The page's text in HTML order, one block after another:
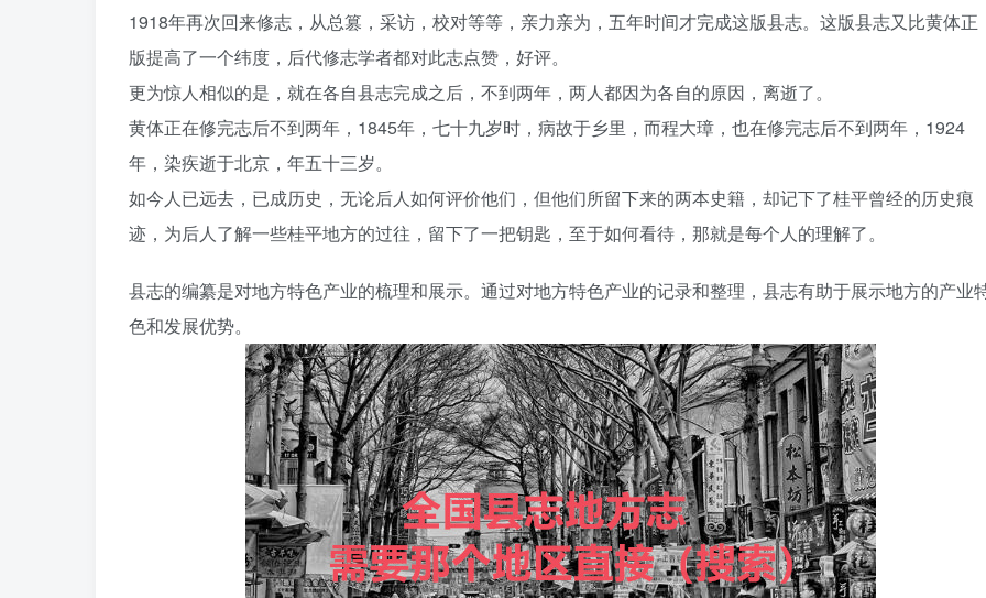
1918年再次回来修志，从总篡，采访，校对等等，亲力亲为，五年时间才完成这版县志。这版县志又比黄体正
版提高了一个纬度，后代修志学者都对此志点赞，好评。
更为惊人相似的是，就在各自县志完成之后，不到两年，两人都因为各自的原因，离逝了。
黄体正在修完志后不到两年，1845年，七十九岁时，病故于乡里，而程大璋，也在修完志后不到两年，1924
年，染疾逝于北京，年五十三岁。
如今人已远去，已成历史，无论后人如何评价他们，但他们所留下来的两本史籍，却记下了桂平曾经的历史痕
迹，为后人了解一些桂平地方的过往，留下了一把钥匙，至于如何看待，那就是每个人的理解了。
县志的编纂是对地方特色产业的梳理和展示。通过对地方特色产业的记录和整理，县志有助于展示地方的产业
色和发展优势。